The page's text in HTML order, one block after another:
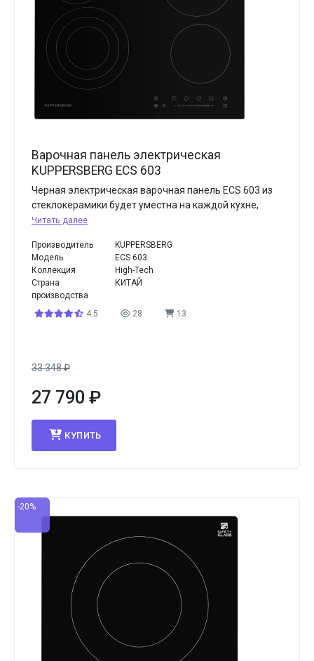
Варочная панель электрическая
KUPPERSBERG ECS 603
Черная электрическая варочная панель ECS 603 из
стеклокерамики будет уместна на каждой кухне,
Читать далее
Производитель
KUPPERSBERG
Модель
ECS 603
Коллекция
High-Tech
Страна
производства
КИТАЙ
4.5 28 13
33 348₽
27 790 ₽
КУПИТЬ
-20%